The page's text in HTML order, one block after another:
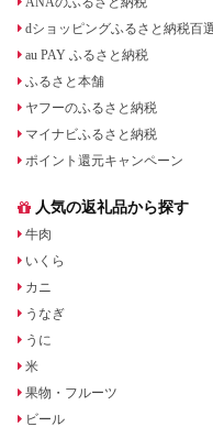
ANAのふるさと納税
dショッピングふるさと納税百
au PAY ふるさと納税
ふるさと本舗
ヤフーのふるさと納税
マイナビふるさと納税
ポイント還元キャンペーン
人気の返礼品から探す
牛肉
いくら
カニ
うなぎ
うに
米
果物・フルーツ
ビール